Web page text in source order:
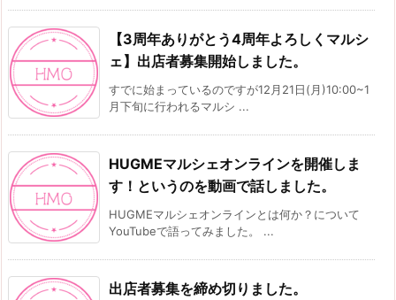
【3周年ありがとう4周年よろしくマルシ
ェ】出店者募集開始しました。
すでに始まっているのですが12月21日(月)10:00~1
月下旬に行われるマルシ ...
HUGMEマルシェオンラインを開催しま
す！というのを動画で話しました。
HUGMEマルシェオンラインとは何か？について
YouTubeで語ってみました。 ...
出店者募集を締め切りました。